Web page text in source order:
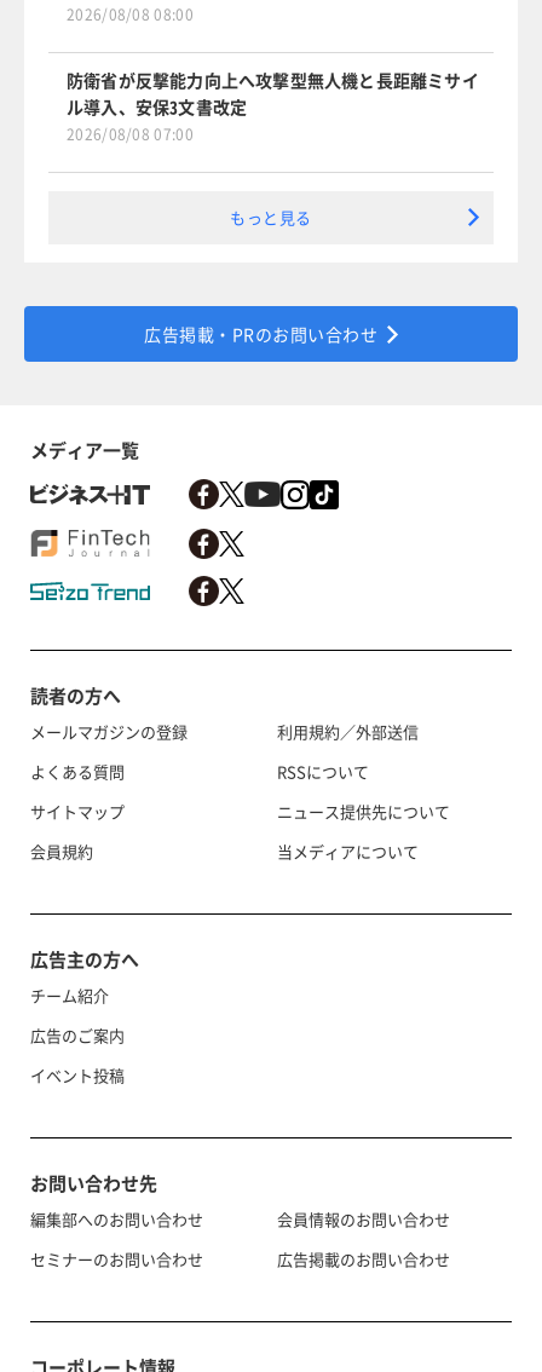
2026/08/08 08:00
防衛省が反撃能力向上へ攻撃型無人機と長距離ミサイ
ル導入、安保3文書改定
2026/08/08 07:00
もっと見る
広告掲載・PRのお問い合わせ
メディア一覧
読者の方へ
メールマガジンの登録
よくある質問
サイトマップ
会員規約
利用規約／外部送信
RSSについて
ニュース提供先について
当メディアについて
広告主の方へ
チーム紹介
広告のご案内
イベント投稿
お問い合わせ先
編集部へのお問い合わせ
セミナーのお問い合わせ
会員情報のお問い合わせ
広告掲載のお問い合わせ